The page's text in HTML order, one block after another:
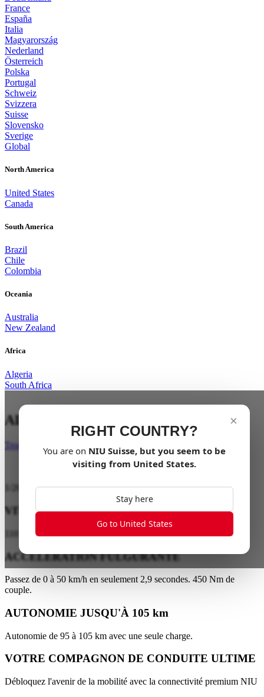
France
España
Italia
Magyarország
Nederland
Österreich
Polska
Portugal
Schweiz
Svizzera
Suisse
Slovensko
Sverige
Global
North America
United States
Canada
South America
Brazil
Chile
Colombia
Oceania
Australia
New Zealand
Africa
Algeria
South Africa
×
RIGHT COUNTRY?
You are on NIU Suisse, but you seem to be
visiting from United States.
Stay here
Go to United States
ADRÉNALINE 100% ÉLECTRIQUE
Trouver un revendeur
VITESSE MAXIMALE 110 km/h
110 km/h avec un moteur de 7500W
ACCÉLÉRATION FULGURANTE
Passez de 0 à 50 km/h en seulement 2,9 secondes. 450 Nm de
couple.
AUTONOMIE JUSQU'À 105 km
Autonomie de 95 à 105 km avec une seule charge.
VOTRE COMPAGNON DE CONDUITE ULTIME
Débloquez l'avenir de la mobilité avec la connectivité premium NIU